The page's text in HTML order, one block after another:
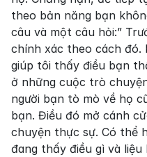
theo bản năng bạn
câu và một câu hỏi:”
chính xác theo cách đó.
giúp tôi thấy điều bạn
ở những cuộc trò
người bạn tò mò về họ
bạn. Điều đó mở cánh
chuyện thực sự. Có thể
đang thấy điều gì và